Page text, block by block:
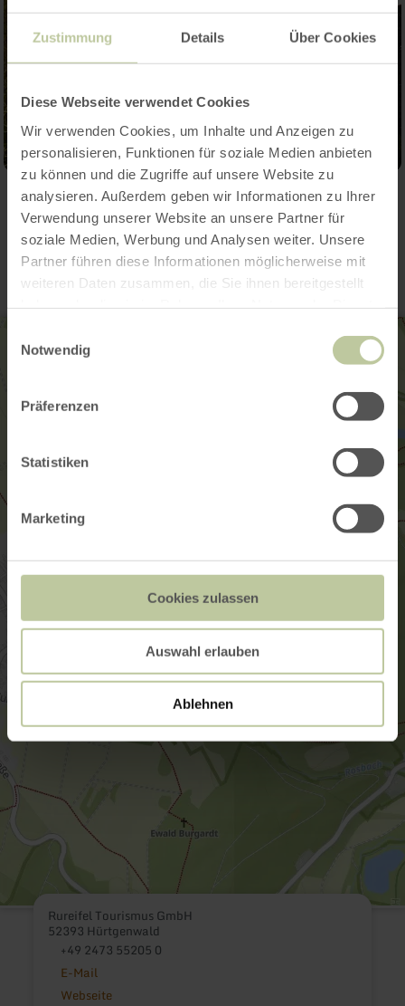
Zustimmung Details Über Cookies
Diese Webseite verwendet Cookies
Wir verwenden Cookies, um Inhalte und Anzeigen zu
personalisieren, Funktionen für soziale Medien anbieten
zu können und die Zugriffe auf unsere Website zu
analysieren. Außerdem geben wir Informationen zu Ihrer
Verwendung unserer Website an unsere Partner für
soziale Medien, Werbung und Analysen weiter. Unsere
Partner führen diese Informationen möglicherweise mit
weiteren Daten zusammen, die Sie ihnen bereitgestellt
Notwendig
Präferenzen
Statistiken
Marketing
Cookies zulassen
Auswahl erlauben
Ablehnen
Kontakt
Rureifel Tourismus GmbH
52393 Hürtgenwald
+49 2473 55205 0
E-Mail
Webseite